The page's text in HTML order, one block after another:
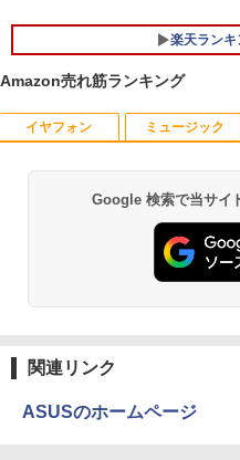
キー
3.1WPS
楽天ランキ
1
【おま
スプレ
1
オレン
￥1,689
の全巻
Amazon売れ筋ランキング
イヤフォン
Anker
￥7,990
ミュージック
BRUCE
[Explicit]
￥250
￥250
by
富士山の
ウォータ
ットル
￥1,380
薬屋のひ
ンガンコ
￥770
￥832
Google 検索で当サイ
関連リンク
ASUSのホームページ